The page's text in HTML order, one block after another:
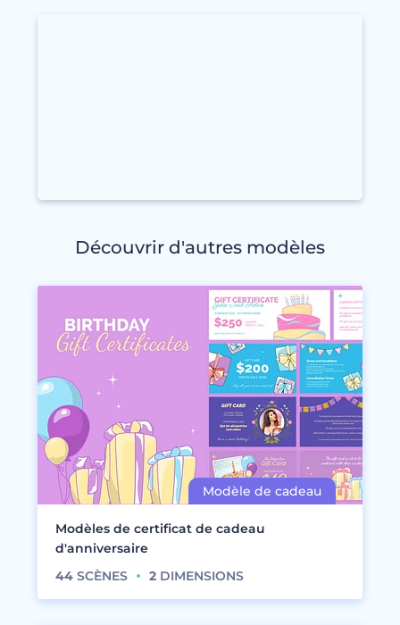
Découvrir d'autres modèles
Modèles de certificat de cadeau
d'anniversaire
44 SCÈNES 2 DIMENSIONS